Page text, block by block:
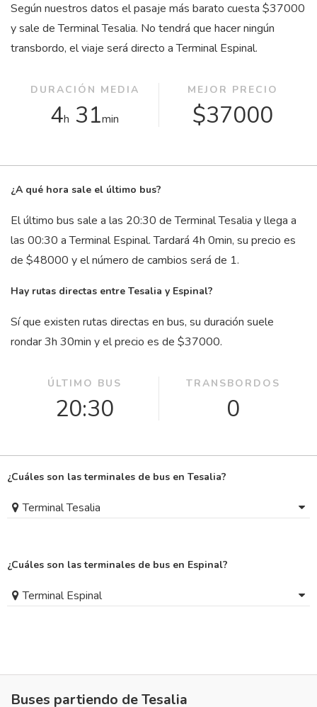
Según nuestros datos el pasaje más barato cuesta $37000
y sale de Terminal Tesalia. No tendrá que hacer ningún
transbordo, el viaje será directo a Terminal Espinal.
DURACIÓN MEDIA
4h 31min
MEJOR PRECIO
$37000
¿A qué hora sale el último bus?
El último bus sale a las 20:30 de Terminal Tesalia y llega a
las 00:30 a Terminal Espinal. Tardará 4h 0min, su precio es
de $48000 y el número de cambios será de 1.
Hay rutas directas entre Tesalia y Espinal?
Sí que existen rutas directas en bus, su duración suele
rondar 3h 30min y el precio es de $37000.
ÚLTIMO BUS
20:30
TRANSBORDOS
0
¿Cuáles son las terminales de bus en Tesalia?
Terminal Tesalia
¿Cuáles son las terminales de bus en Espinal?
Terminal Espinal
Buses partiendo de Tesalia